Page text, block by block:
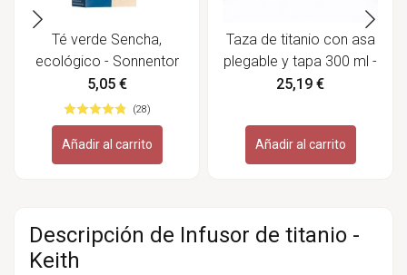
Té verde Sencha,
ecológico - Sonnentor
5,05 €
(28)
Añadir al carrito
Taza de titanio con asa
plegable y tapa 300 ml -
Keith
25,19 €
Añadir al carrito
Descripción de Infusor de titanio -
Keith